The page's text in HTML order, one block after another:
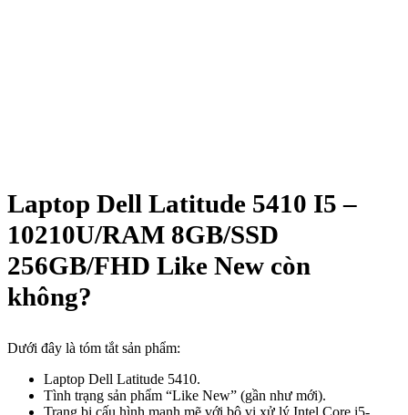
Laptop Dell Latitude 5410 I5 –
10210U/RAM 8GB/SSD
256GB/FHD Like New còn
không?
Dưới đây là tóm tắt sản phẩm:
Laptop Dell Latitude 5410.
Tình trạng sản phẩm “Like New” (gần như mới).
Trang bị cấu hình mạnh mẽ với bộ vi xử lý Intel Core i5-